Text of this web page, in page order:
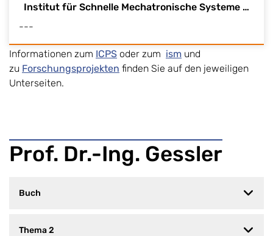
Institut für Schnelle Mechatronische Systeme (ISM)
---
Informationen zum ICPS oder zum ism und
zu Forschungsprojekten finden Sie auf den jeweiligen
Unterseiten.
Prof. Dr.-Ing. Gessler
Buch
Thema 2